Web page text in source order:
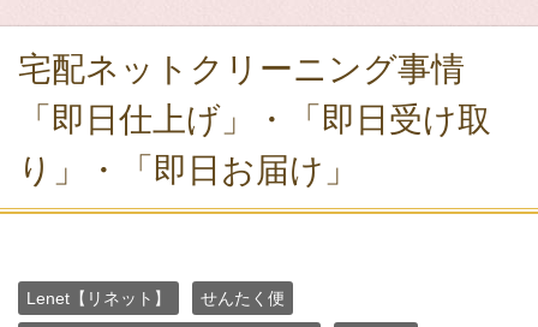
宅配ネットクリーニング事情
「即日仕上げ」・「即日受け取
り」・「即日お届け」
Lenet【リネット】 せんたく便